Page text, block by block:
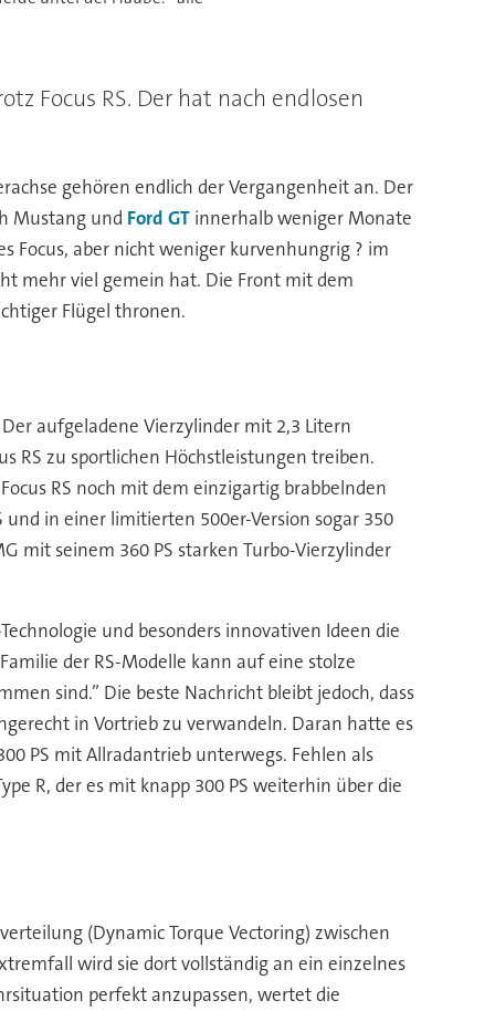
Focus RS. Der hat nach endlosen
gehören endlich der Vergangenheit an. Der
Mustang und Ford GTinnerhalb weniger Monate
Focus, aber nicht weniger kurvenhungrig ? im
mehr viel gemein hat. Die Front mit dem
Flügel thronen.
aufgeladene Vierzylinder mit 2,3 Litern
RS zu sportlichen Höchstleistungen treiben.
RS noch mit dem einzigartig brabbelnden
in einer limitierten 500er-Version sogar 350
mit seinem 360 PS starken Turbo-Vierzylinder
und besonders innovativen Ideen die
der RS-Modelle kann auf eine stolze
sind.” Die beste Nachricht bleibt jedoch, dass
in Vortrieb zu verwandeln. Daran hatte es
PS mit Allradantrieb unterwegs. Fehlen als
R, der es mit knapp 300 PS weiterhin über die
(Dynamic Torque Vectoring) zwischen
wird sie dort vollständig an ein einzelnes
perfekt anzupassen, wertet die